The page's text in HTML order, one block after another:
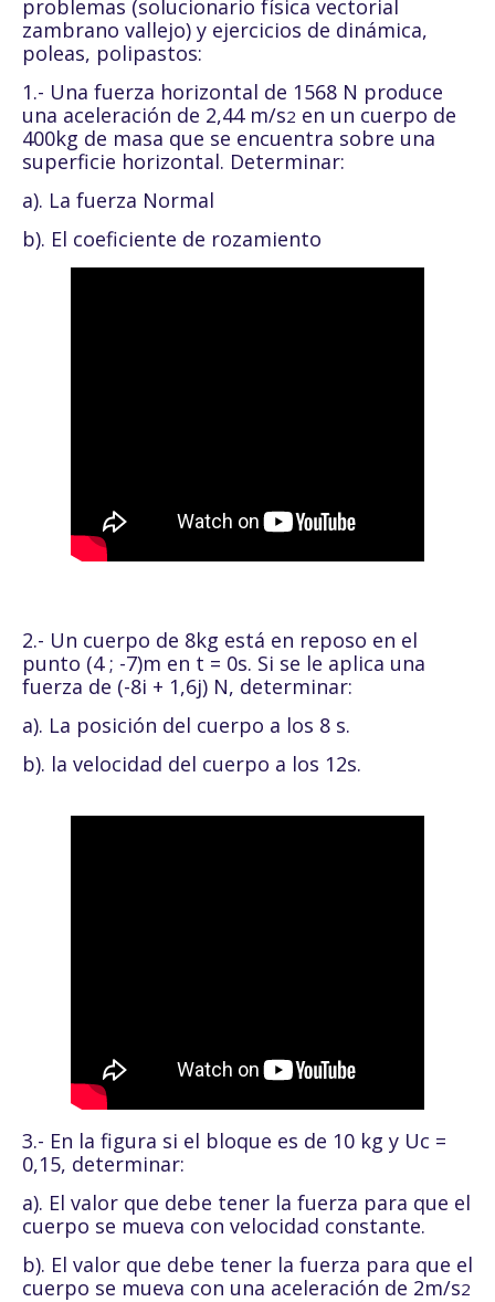
problemas (solucionario física vectorial
zambrano vallejo) y ejercicios de dinámica,
poleas, polipastos:
1.- Una fuerza horizontal de 1568 N produce
una aceleración de 2,44 m/s2 en un cuerpo de
400kg de masa que se encuentra sobre una
superficie horizontal. Determinar:
a). La fuerza Normal
b). El coeficiente de rozamiento
2.- Un cuerpo de 8kg está en reposo en el
punto (4 ; -7)m en t = 0s. Si se le aplica una
fuerza de (-8i + 1,6j) N, determinar:
a). La posición del cuerpo a los 8 s.
b). la velocidad del cuerpo a los 12s.
3.- En la figura si el bloque es de 10 kg y Uc =
0,15, determinar:
a). El valor que debe tener la fuerza para que el
cuerpo se mueva con velocidad constante.
b). El valor que debe tener la fuerza para que el
cuerpo se mueva con una aceleración de 2m/s2